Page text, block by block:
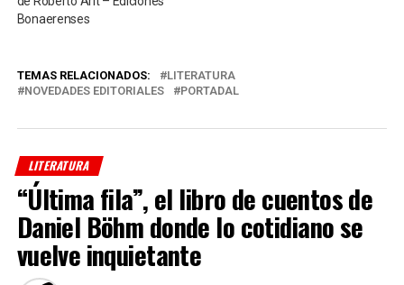
Bonaerenses
TEMAS RELACIONADOS:
LITERATURA
NOVEDADES EDITORIALES
PORTADAL
LITERATURA
“Última fila”, el libro de cuentos de
Daniel Böhm donde lo cotidiano se
vuelve inquietante